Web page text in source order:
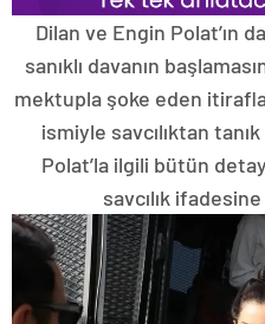
Dilan ve Engin Polat’ın
sanıklı davanın
mektupla şoke eden
ismiyle savcılıktan
Polat’la ilgili bütün
savcılık ifadesine